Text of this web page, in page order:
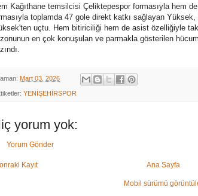
Kağıthane temsilcisi Çeliktepespor formasıyla hem
toplamda 47 gole direkt katkı sağlayan
uçtu. Hem bitiriciliği hem de asist özelliğiyle
en çok konuşulan ve parmakla gösterilen
Mart 03, 2026
YENİŞEHİRSPOR
yorum yok:
Yorum Gönder
Kayıt Ana Sayfa
Mobil sürümü